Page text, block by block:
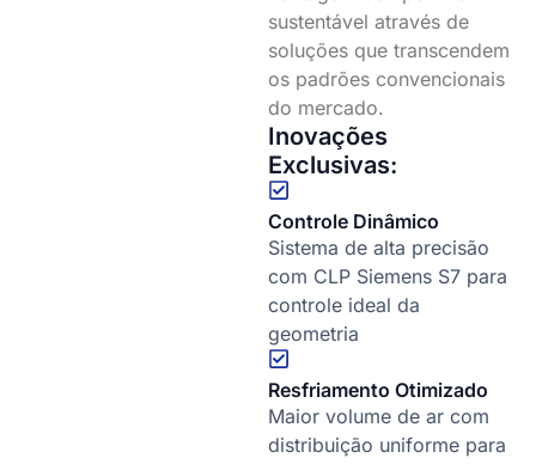
sustentável através de
soluções que transcendem
os padrões convencionais
do mercado.
Inovações
Exclusivas:
Controle Dinâmico
Sistema de alta precisão
com CLP Siemens S7 para
controle ideal da
geometria
Resfriamento Otimizado
Maior volume de ar com
distribuição uniforme para